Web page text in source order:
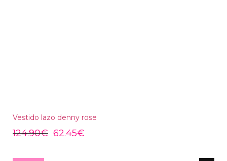
Vestido lazo denny rose
124.90€ 62.45€